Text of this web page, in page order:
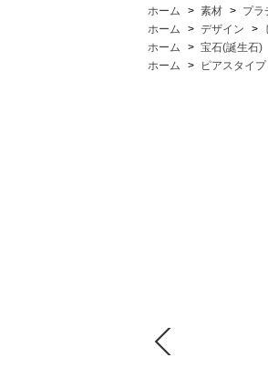
ホーム
素材
プラ
ホーム
デザイン
ホーム
宝石(誕生石)
ホーム
ピアスタイプ